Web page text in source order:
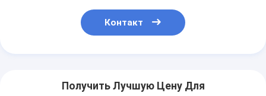
Контакт
Получить Лучшую Цену Для